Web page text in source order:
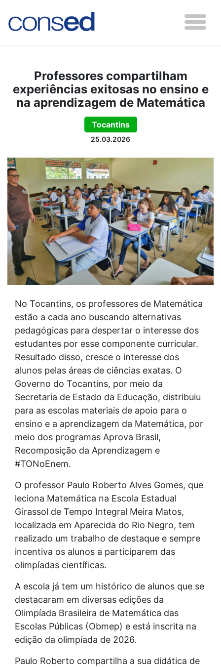
Professores compartilham
experiências exitosas no ensino e
na aprendizagem de Matemática
Tocantins
25.03.2026
No Tocantins, os professores de Matemática
estão a cada ano buscando alternativas
pedagógicas para despertar o interesse dos
estudantes por esse componente curricular.
Resultado disso, cresce o interesse dos
alunos pelas áreas de ciências exatas. O
Governo do Tocantins, por meio da
Secretaria de Estado da Educação, distribuiu
para as escolas materiais de apoio para o
ensino e a aprendizagem da Matemática, por
meio dos programas Aprova Brasil,
Recomposição da Aprendizagem e
#TONoEnem.
O professor Paulo Roberto Alves Gomes, que
leciona Matemática na Escola Estadual
Girassol de Tempo Integral Meira Matos,
localizada em Aparecida do Rio Negro, tem
realizado um trabalho de destaque e sempre
incentiva os alunos a participarem das
olimpíadas científicas.
A escola já tem um histórico de alunos que se
destacaram em diversas edições da
Olimpíada Brasileira de Matemática das
Escolas Públicas (Obmep) e está inscrita na
edição da olimpíada de 2026.
Paulo Roberto compartilha a sua didática de